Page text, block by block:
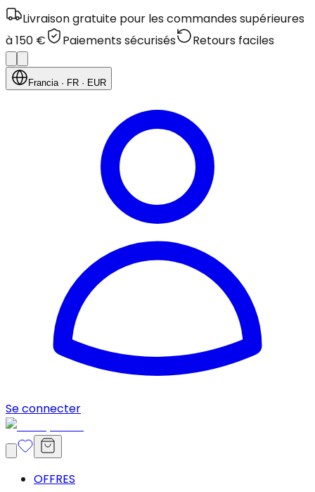
Livraison gratuite pour les commandes supérieures
à 150 €
Paiements sécurisés Retours faciles
Francia· FR · EUR
Se connecter
OFFRES